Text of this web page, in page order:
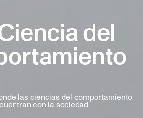
del
las ciencias del comportamiento
con la sociedad